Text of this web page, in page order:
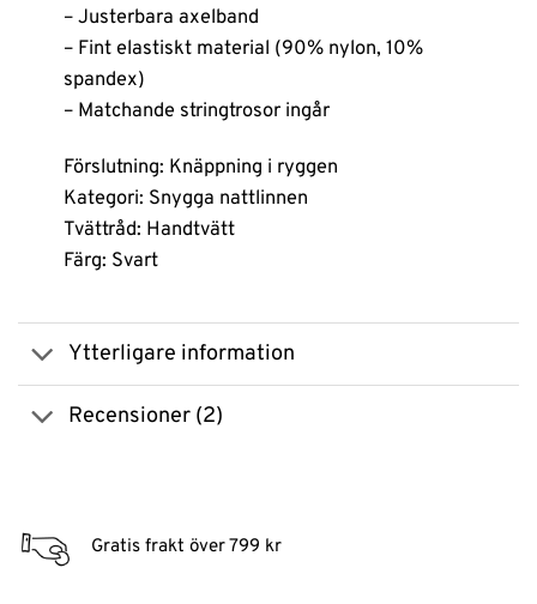
– Justerbara axelband
– Fint elastiskt material (90% nylon, 10%
spandex)
– Matchande stringtrosor ingår
Förslutning: Knäppning i ryggen
Kategori: Snygga nattlinnen
Tvättråd: Handtvätt
Färg: Svart
Ytterligare information
Recensioner (2)
Gratis frakt över 799 kr